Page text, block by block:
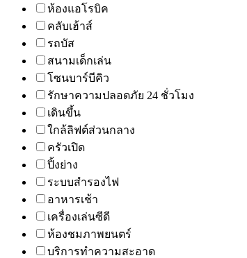
ห้องแอโรบิค
คลับเฮ้าส์
รถบัส
สนามเด็กเล่น
โซนบาร์บีคิว
รักษาความปลอดภัย 24 ชั่วโมง
เดินขึ้น
ใกล้ลิฟต์ส่วนกลาง
ครัวเปิด
ปิ้งย่าง
ระบบสำรองไฟ
อาหารเช้า
เครื่องเล่นซีดี
ห้องชมภาพยนตร์
บริการทำความสะอาด